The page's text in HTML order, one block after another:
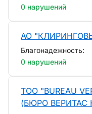
0 нарушений
АО
Благонадежность:
0 нарушений
ТОО "BUREAU
(БЮРО ВЕРИТАС